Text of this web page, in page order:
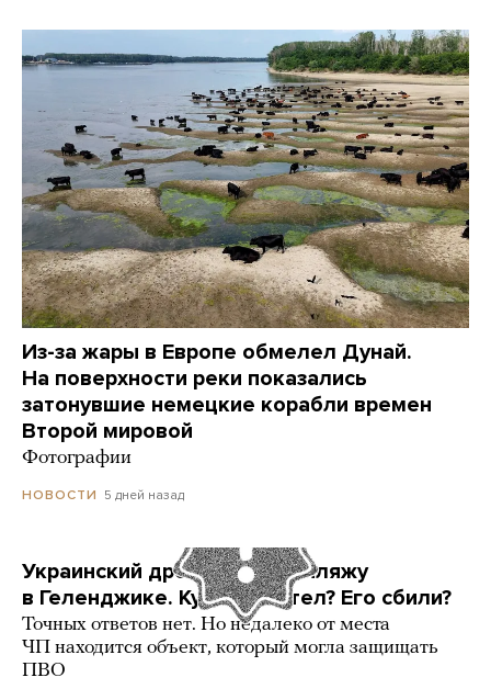
Из-за жары в Европе обмелел Дунай.
На поверхности реки показались
затонувшие немецкие корабли времен
Второй мировой
Фотографии
НОВОСТИ 5 дней назад
Украинский дрон попал по пляжу
в Геленджике. Куда он летел? Его сбили?
Точных ответов нет. Но недалеко от места
ЧП находится объект, который могла защищать
ПВО